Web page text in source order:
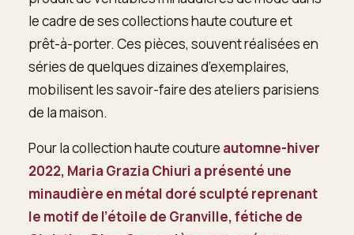
le cadre de ses collections haute couture et
prêt-à-porter. Ces pièces, souvent réalisées en
séries de quelques dizaines d’exemplaires,
mobilisent les savoir-faire des ateliers parisiens
de la maison.
Pour la collection haute couture automne-hiver
2022, Maria Grazia Chiuri a présenté une
minaudière enmétal doré sculpté reprenant
le motif de l’étoile de Granville, fétiche de